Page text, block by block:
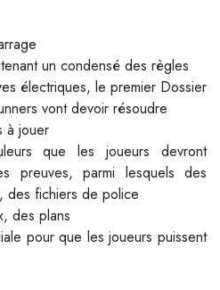
un condensé des règles
électriques, le premier Dossier
vont devoir résoudre
à jouer
que les joueurs devront
preuves, parmi lesquels des
des fichiers de police
des plans
pour que les joueurs puissent